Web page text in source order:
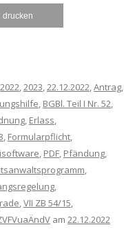
drucken
2022,2023,22.12.2022,Antrag,
, BGBl. Teil I Nr. 52,
, Erlass,
, Formularpflicht,
, PDF, Pfändung,
,
,
,VII ZB 54/15,
am 22.12.2022